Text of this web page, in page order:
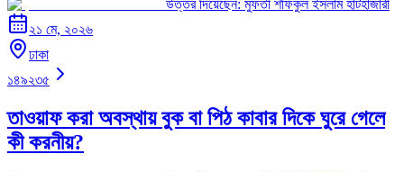
উত্তর দিয়েছেন: মুফতী শফিকুল ইসলাম হাটহাজারী
২১ মে, ২০২৬
ঢাকা
১৪৯২৩৫
তাওয়াফ করা অবস্থায় বুক বা পিঠ কাবার দিকে ঘুরে গেলে
কী করনীয়?